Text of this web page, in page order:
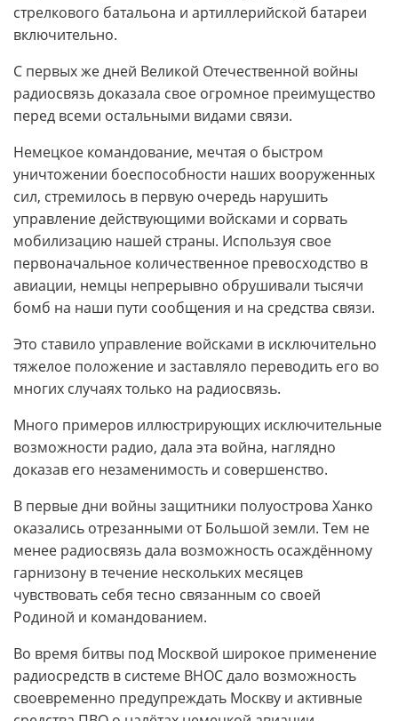
стрелкового батальона и артиллерийской батареи
включительно.
С первых же дней Великой Отечественной войны
радиосвязь доказала свое огромное преимущество
перед всеми остальными видами связи.
Немецкое командование, мечтая о быстром
уничтожении боеспособности наших вооруженных
сил, стремилось в первую очередь нарушить
управление действующими войсками и сорвать
мобилизацию нашей страны. Используя свое
первоначальное количественное превосходство в
авиации, немцы непрерывно обрушивали тысячи
бомб на наши пути сообщения и на средства связи.
Это ставило управление войсками в исключительно
тяжелое положение и заставляло переводить его во
многих случаях только на радиосвязь.
Много примеров иллюстрирующих исключительные
возможности радио, дала эта война, наглядно
доказав его незаменимость и совершенство.
В первые дни войны защитники полуострова Ханко
оказались отрезанными от Большой земли. Тем не
менее радиосвязь дала возможность осаждённому
гарнизону в течение нескольких месяцев
чувствовать себя тесно связанным со своей
Родиной и командованием.
Во время битвы под Москвой широкое применение
радиосредств в системе ВНОС дало возможность
своевременно предупреждать Москву и активные